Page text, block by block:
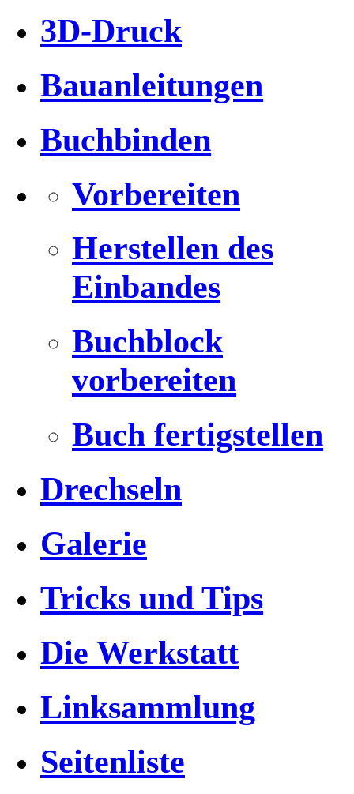
3D-Druck
Bauanleitungen
Buchbinden
Vorbereiten
Herstellen des
Einbandes
Buchblock
vorbereiten
Buch fertigstellen
Drechseln
Galerie
Tricks und Tips
Die Werkstatt
Linksammlung
Seitenliste